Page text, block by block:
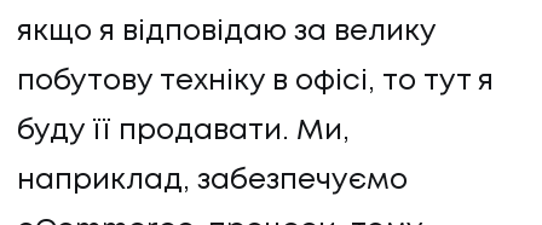
якщо я відповідаю за велику
побутову техніку в офісі, то тут я
буду її продавати. Ми,
наприклад, забезпечуємо